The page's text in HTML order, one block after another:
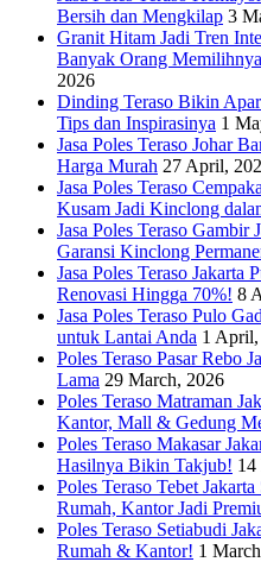
Bersih dan Mengkilap 3
Granit Hitam Jadi Tren
Banyak Orang
2026
Dinding Teraso Bikin
Tips dan Inspirasinya 1
Jasa Poles Teraso Johar
Harga Murah 27 April,
Jasa Poles Teraso
Kusam Jadi Kinclong
Jasa Poles Teraso Gambir
Garansi Kinclong
Jasa Poles Teraso Jakarta
Renovasi Hingga 70%! 8
Jasa Poles Teraso Pulo
untuk Lantai Anda 1
Poles Teraso Pasar Rebo
Lama 29 March, 2026
Poles Teraso Matraman
Kantor, Mall & Gedung
Poles Teraso Makasar
Hasilnya Bikin Takjub! 14
Poles Teraso Tebet
Rumah, Kantor Jadi
Poles Teraso Setiabudi
Rumah & Kantor! 1